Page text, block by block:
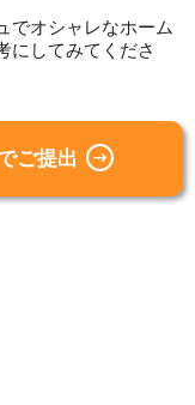
でオシャレなホーム
にしてみてくださ
ご提出